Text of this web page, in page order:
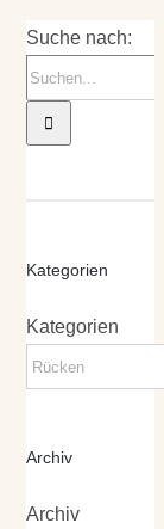
Suche nach:
Kategorien
Kategorien
Archiv
Archiv